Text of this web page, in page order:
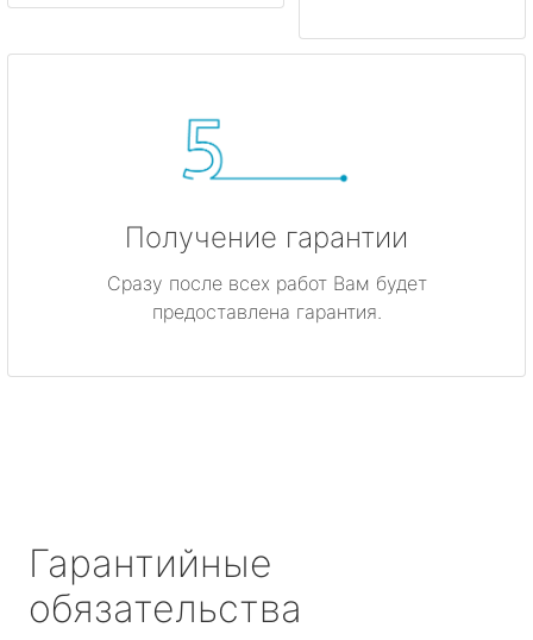
Получение гарантии
Сразу после всех работ Вам будет
предоставлена гарантия.
Гарантийные
обязательства